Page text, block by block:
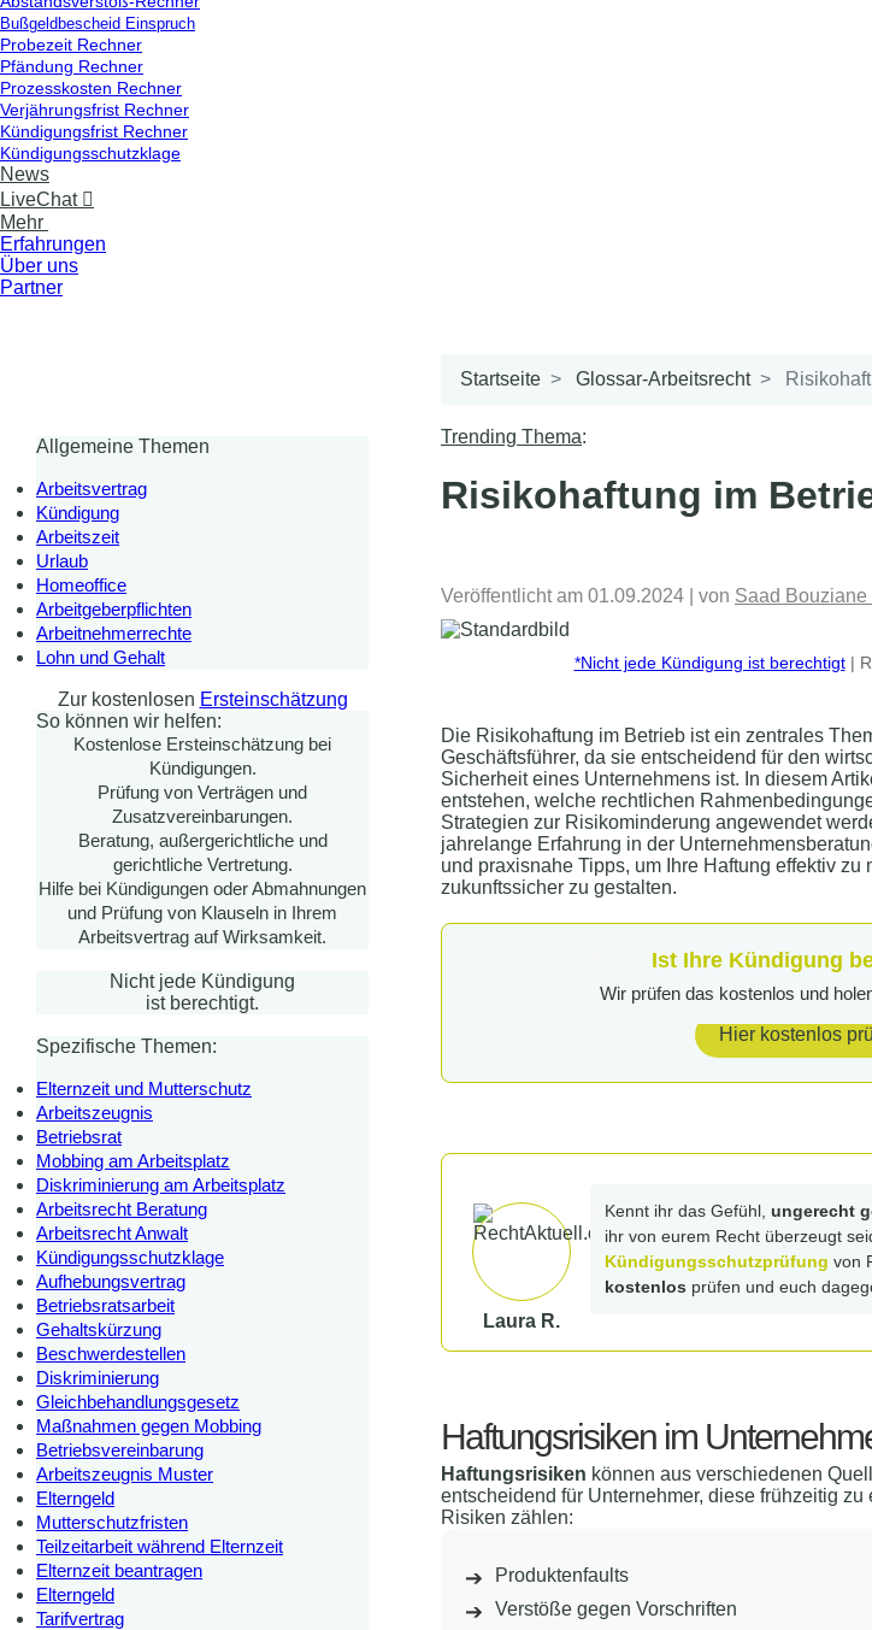
Bußgeldbescheid Einspruch
Probezeit Rechner
Pfändung Rechner
Prozesskosten Rechner
Verjährungsfrist Rechner
Kündigungsfrist Rechner
Kündigungsschutzklage
News
LiveChat 
Mehr
Erfahrungen
Über uns
Partner
Allgemeine Themen
Arbeitsvertrag
Kündigung
Arbeitszeit
Urlaub
Homeoffice
Arbeitgeberpflichten
Arbeitnehmerrechte
Lohn und Gehalt
Zur kostenlosen Ersteinschätzung
So können wir helfen:
Kostenlose Ersteinschätzung bei
Kündigungen.
Prüfung von Verträgen und
Zusatzvereinbarungen.
Beratung, außergerichtliche und
gerichtliche Vertretung.
Hilfe bei Kündigungen oder Abmahnungen
und Prüfung von Klauseln in Ihrem
Arbeitsvertrag auf Wirksamkeit.
Nicht jede Kündigung
ist berechtigt.
Spezifische Themen:
Elternzeit und Mutterschutz
Arbeitszeugnis
Betriebsrat
Mobbing am Arbeitsplatz
Diskriminierung am Arbeitsplatz
Arbeitsrecht Beratung
Arbeitsrecht Anwalt
Kündigungsschutzklage
Aufhebungsvertrag
Betriebsratsarbeit
Gehaltskürzung
Beschwerdestellen
Diskriminierung
Gleichbehandlungsgesetz
Maßnahmen gegen Mobbing
Betriebsvereinbarung
Arbeitszeugnis Muster
Elterngeld
Mutterschutzfristen
Teilzeitarbeit während Elternzeit
Elternzeit beantragen
Elterngeld
Tarifvertrag
Startseite Glossar-Arbeitsrecht
Trending Thema:
Risikohaftung im
Veröffentlicht am 01.09.2024 | von Saad Bouziane
*Nicht jede Kündigung ist berechtigt|
Die Risikohaftung im Betrieb ist ein zentrales
Geschäftsführer, da sie entscheidend für den
Sicherheit eines Unternehmens ist. In diesem
entstehen, welche rechtlichen
Strategien zur Risikominderung angewendet
jahrelange Erfahrung in der
und praxisnahe Tipps, um Ihre Haftung effektiv zu
zukunftssicher zu gestalten.
Ist Ihre Kündigung
Wir prüfen das kostenlos und
Hier kostenlos
Laura R.
Kennt ihr das Gefühl, ungerecht
ihr von eurem Recht überzeugt
Kündigungsschutzprüfung von
kostenlos prüfen und euch
Haftungsrisiken im
Haftungsrisiken können aus verschiedenen
entscheidend für Unternehmer, diese frühzeitig
Risiken zählen:
Produktenfaults
Verstöße gegen Vorschriften